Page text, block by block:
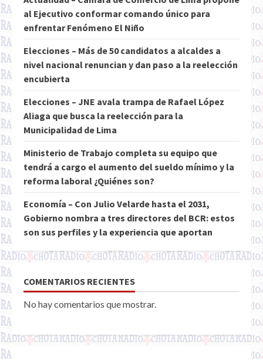
al Ejecutivo conformar comando único para
enfrentar Fenómeno El Niño
Elecciones – Más de 50 candidatos a alcaldes a
nivel nacional renuncian y dan paso a la reelección
encubierta
Elecciones – JNE avala trampa de Rafael López
Aliaga que busca la reelección para la
Municipalidad de Lima
Ministerio de Trabajo completa su equipo que
tendrá a cargo el aumento del sueldo mínimo y la
reforma laboral ¿Quiénes son?
Economía – Con Julio Velarde hasta el 2031,
Gobierno nombra a tres directores del BCR: estos
son sus perfiles y la experiencia que aportan
COMENTARIOS RECIENTES
No hay comentarios que mostrar.